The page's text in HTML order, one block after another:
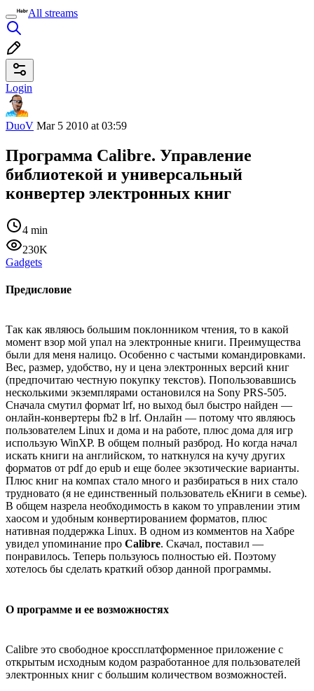
All streams
Login
DuoV Mar 5 2010 at 03:59
Программа Calibre. Управление
библиотекой и универсальный
конвертер электронных книг
4 min
230K
Gadgets
Предисловие
Так как являюсь большим поклонником чтения, то в какой
момент взор мой упал на электронные книги. Преимущества
были для меня налицо. Особенно с частыми командировками.
Вес, размер, удобство, ну и цена электронных версий книг
(предпочитаю честную покупку текстов). Попользовавшись
несколькими экземплярами остановился на Sony PRS-505.
Сначала смутил формат lrf, но выход был быстро найден —
онлайн-конвертеры fb2 в lrf. Онлайн — потому что являюсь
пользователем Linux и дома и на работе, плюс дома для игр
использую WinXP. В общем полный разброд. Но когда начал
искать книги на английском, то наткнулся на кучу других
форматов от pdf до epub и еще более экзотические варианты.
Плюс книг на компах стало много и разбираться в них стало
трудновато (я не единственный пользователь еКниги в семье).
В общем назрела необходимость в каком то управлении этим
хаосом и удобным конвертированием форматов, плюс
нативная поддержка Linux. В одном из комментов на Хабре
увидел упоминание про Calibre. Скачал, поставил —
понравилось. Теперь пользуюсь полностью ей. Поэтому
хотелось бы сделать краткий обзор данной программы.
О программе и ее возможностях
Calibre это свободное кроссплатформенное приложение с
открытым исходным кодом разработанное для пользователей
электронных книг с большим количеством возможностей.